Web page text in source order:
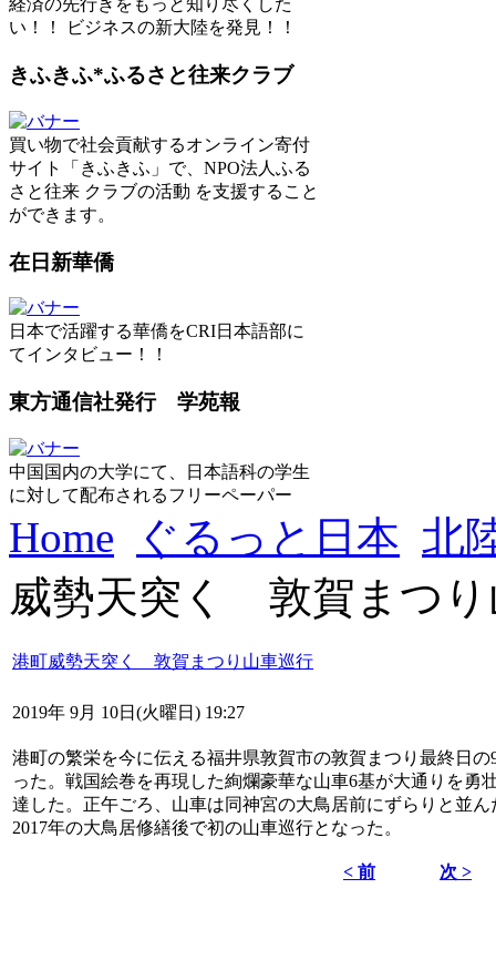
経済の先行きをもっと知り尽くした
い！！ ビジネスの新大陸を発見！！
きふきふ*ふるさと往来クラブ
買い物で社会貢献するオンライン寄付
サイト「きふきふ」で、NPO法人ふる
さと往来 クラブの活動 を支援すること
ができます。
在日新華僑
日本で活躍する華僑をCRI日本語部に
てインタビュー！！
東方通信社発行 学苑報
中国国内の大学にて、日本語科の学生
に対して配布されるフリーペーパー
Home ぐるっと日本 北
威勢天突く 敦賀まつり
港町威勢天突く 敦賀まつり山車巡行
2019年 9月 10日(火曜日) 19:27
港町の繁栄を今に伝える福井県敦賀市の敦賀まつり最終日
った。戦国絵巻を再現した絢爛豪華な山車6基が大通りを勇
達した。正午ごろ、山車は同神宮の大鳥居前にずらりと並
2017年の大鳥居修繕後で初の山車巡行となった。
< 前 次 >